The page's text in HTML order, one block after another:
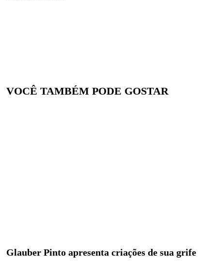
VOCÊ TAMBÉM PODE GOSTAR
Glauber Pinto apresenta criações de sua grife